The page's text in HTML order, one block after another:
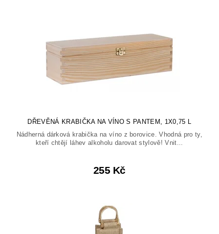
DŘEVĚNÁ KRABIČKA NA VÍNO S PANTEM, 1X0,75 L
Nádherná dárková krabička na víno z borovice. Vhodná pro ty,
kteří chtějí láhev alkoholu darovat stylově! Vnit...
255 Kč